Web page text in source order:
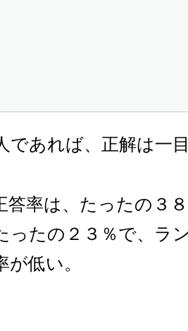
であれば、正解は一
答率は、たったの３
ったの２３％で、ラ
低い。